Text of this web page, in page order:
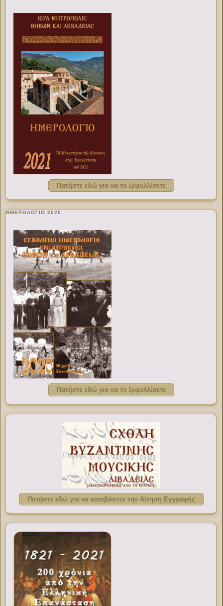
Πατήστε εδώ για να το ξεφυλλίσετε
ΗΜΕΡΟΛΟΓΙΟ 2020
Πατήστε εδώ για να το ξεφυλλίσετε
Πατήστε εδώ για να κατεβάσετε την Αίτηση Εγγραφής